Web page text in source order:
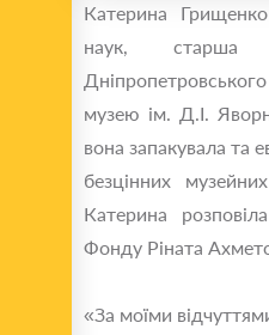
Катерина
наук, старша
музею ім. Д.І.
вона запакувала та
безцінних
Катерина
Фонду Ріната
«За моїми